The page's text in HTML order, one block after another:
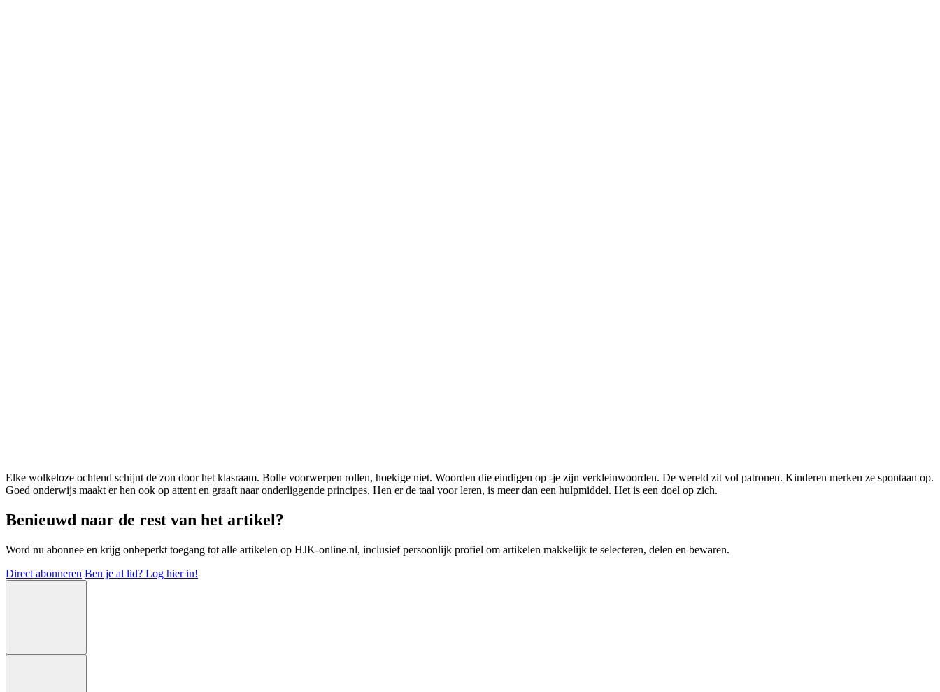
Elke wolkeloze ochtend schijnt de zon door het klasraam. Bolle voorwerpen rollen, hoekige niet. Woorden die eindigen op -je zijn verkleinwoorden. De wereld zit vol patronen. Kinderen merken ze spontaan op.
Goed onderwijs maakt er hen ook op attent en graaft naar onderliggende principes. Hen er de taal voor leren, is meer dan een hulpmiddel. Het is een doel op zich.
Benieuwd naar de rest van het artikel?
Word nu abonnee en krijg onbeperkt toegang tot alle artikelen op HJK-online.nl, inclusief persoonlijk profiel om artikelen makkelijk te selecteren, delen en bewaren.
Direct abonneren Ben je al lid? Log hier in!